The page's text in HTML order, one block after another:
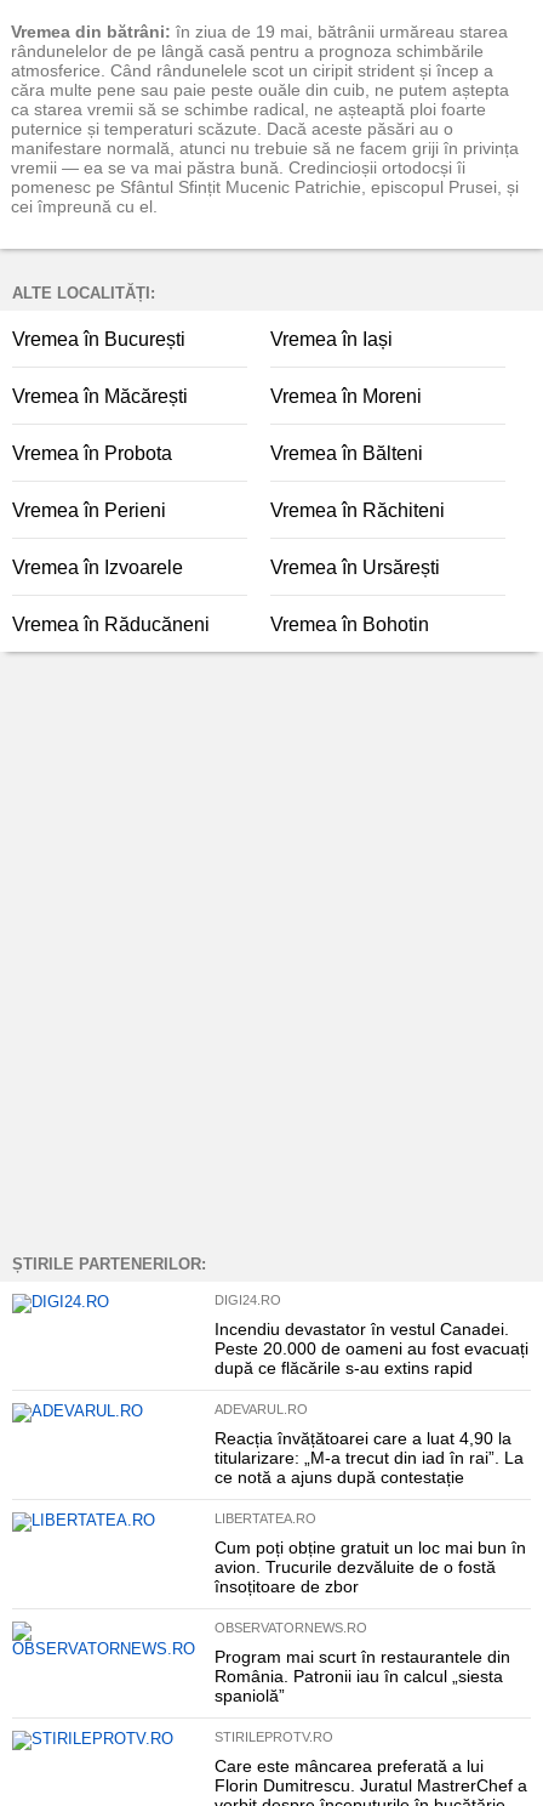
Vremea din bătrâni: în ziua de 19 mai, bătrânii urmăreau starea
rândunelelor de pe lângă casă pentru a prognoza schimbările
atmosferice. Când rândunelele scot un ciripit strident și încep a
căra multe pene sau paie peste ouăle din cuib, ne putem aștepta
ca starea vremii să se schimbe radical, ne așteaptă ploi foarte
puternice și temperaturi scăzute. Dacă aceste păsări au o
manifestare normală, atunci nu trebuie să ne facem griji în privința
vremii — ea se va mai păstra bună. Credincioșii ortodocși îi
pomenesc pe Sfântul Sfințit Mucenic Patrichie, episcopul Prusei, și
cei împreună cu el.
ALTE LOCALITĂȚI:
Vremea în București Vremea în Iași
Vremea în Măcărești Vremea în Moreni
Vremea în Probota Vremea în Bălteni
Vremea în Perieni Vremea în Răchiteni
Vremea în Izvoarele Vremea în Ursărești
Vremea în Răducăneni Vremea în Bohotin
ȘTIRILE PARTENERILOR:
DIGI24.RO
Incendiu devastator în vestul Canadei.
Peste 20.000 de oameni au fost evacuați
după ce flăcările s-au extins rapid
ADEVARUL.RO
Reacția învățătoarei care a luat 4,90 la
titularizare: „M-a trecut din iad în rai”. La
ce notă a ajuns după contestație
LIBERTATEA.RO
Cum poți obține gratuit un loc mai bun în
avion. Trucurile dezvăluite de o fostă
însoțitoare de zbor
OBSERVATORNEWS.RO
Program mai scurt în restaurantele din
România. Patronii iau în calcul „siesta
spaniolă”
STIRILEPROTV.RO
Care este mâncarea preferată a lui
Florin Dumitrescu. Juratul MastrerChef a